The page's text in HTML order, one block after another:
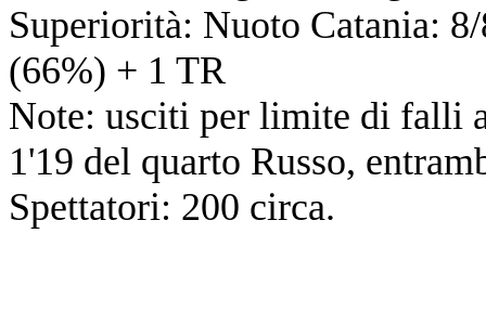
Superiorità: Nuoto Catania:
(66%) + 1 TR
Note: usciti per limite di falli
1'19 del quarto Russo,
Spettatori: 200 circa.